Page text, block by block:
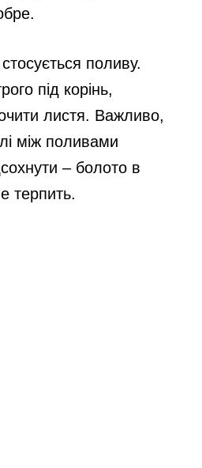
поливу.
під корінь,
листя. Важливо,
між поливами
– болото в
терпить.